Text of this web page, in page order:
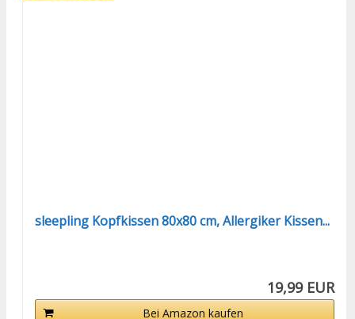
sleepling Kopfkissen 80x80 cm, Allergiker Kissen...
19,99 EUR
Bei Amazon kaufen